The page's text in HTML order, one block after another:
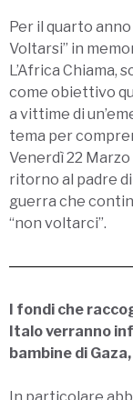
Per il quarto
Voltarsi” in
L’Africa Chiama,
come obiettivo
a vittime di
tema per
Venerdì 22
ritorno al padre
guerra che
“non voltarci”.
I fondi che
Italo verranno
bambine di